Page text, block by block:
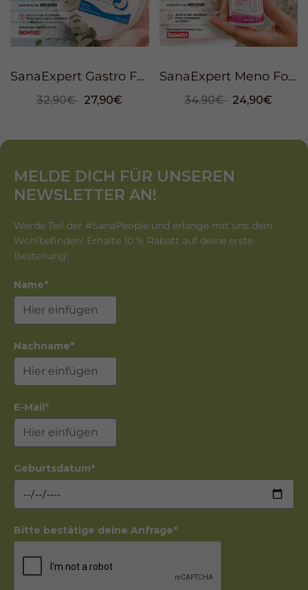
SanaExpert Gastro Forte, 30 Kapseln
32,90€ 27,90€
SanaExpert Meno Forte, 60 Kapseln
34,90€ 24,90€
MELDE DICH FÜR UNSEREN
NEWSLETTER AN!
Werde Teil der #SanaPeople und erlange mit uns dein
Wohlbefinden! Erhalte 10 % Rabatt auf deine erste
Bestellung!
Name*
Nachname*
E-Mail*
Geburtsdatum*
Bitte bestätige deine Anfrage*